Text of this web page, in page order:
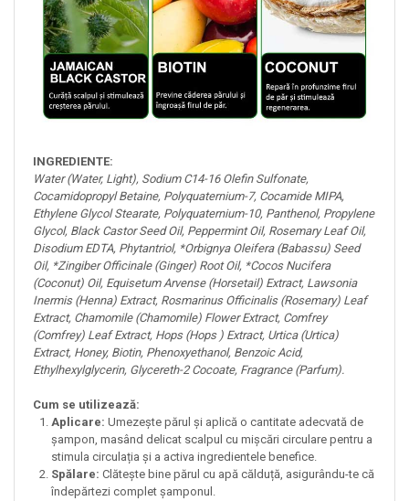
INGREDIENTE:
Water (Water, Light), Sodium C14-16 Olefin Sulfonate,
Cocamidopropyl Betaine, Polyquaternium-7, Cocamide MIPA,
Ethylene Glycol Stearate, Polyquaternium-10, Panthenol, Propylene
Glycol, Black Castor Seed Oil, Peppermint Oil, Rosemary Leaf Oil,
Disodium EDTA, Phytantriol, *Orbignya Oleifera (Babassu) Seed
Oil, *Zingiber Officinale (Ginger) Root Oil, *Cocos Nucifera
(Coconut) Oil, Equisetum Arvense (Horsetail) Extract, Lawsonia
Inermis (Henna) Extract, Rosmarinus Officinalis (Rosemary) Leaf
Extract, Chamomile (Chamomile) Flower Extract, Comfrey
(Comfrey) Leaf Extract, Hops (Hops ) Extract, Urtica (Urtica)
Extract, Honey, Biotin, Phenoxyethanol, Benzoic Acid,
Ethylhexylglycerin, Glycereth-2 Cocoate, Fragrance (Parfum).
Cum se utilizează:
Aplicare: Umezește părul și aplică o cantitate adecvată de
șampon, masând delicat scalpul cu mișcări circulare pentru a
stimula circulația și a activa ingredientele benefice.
Spălare: Clătește bine părul cu apă călduță, asigurându-te că
îndepărtezi complet șamponul.